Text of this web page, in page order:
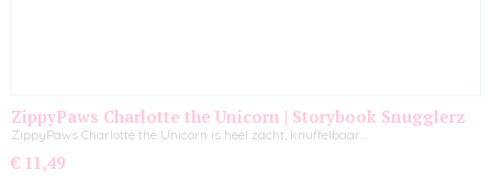
ZippyPaws Charlotte the Unicorn | Storybook Snugglerz
ZippyPaws Charlotte the Unicorn is heel zacht, knuffelbaar…
€ 11,49